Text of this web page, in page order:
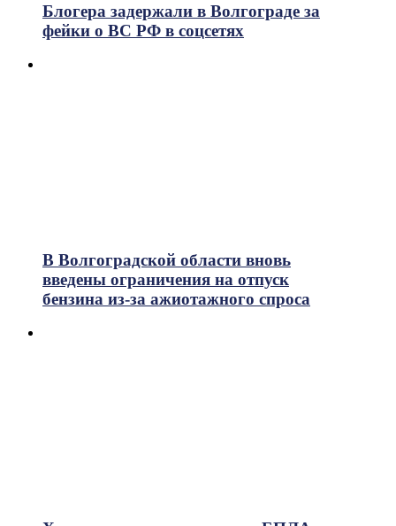
Блогера задержали в Волгограде за
фейки о ВС РФ в соцсетях
В Волгоградской области вновь
введены ограничения на отпуск
бензина из-за ажиотажного спроса